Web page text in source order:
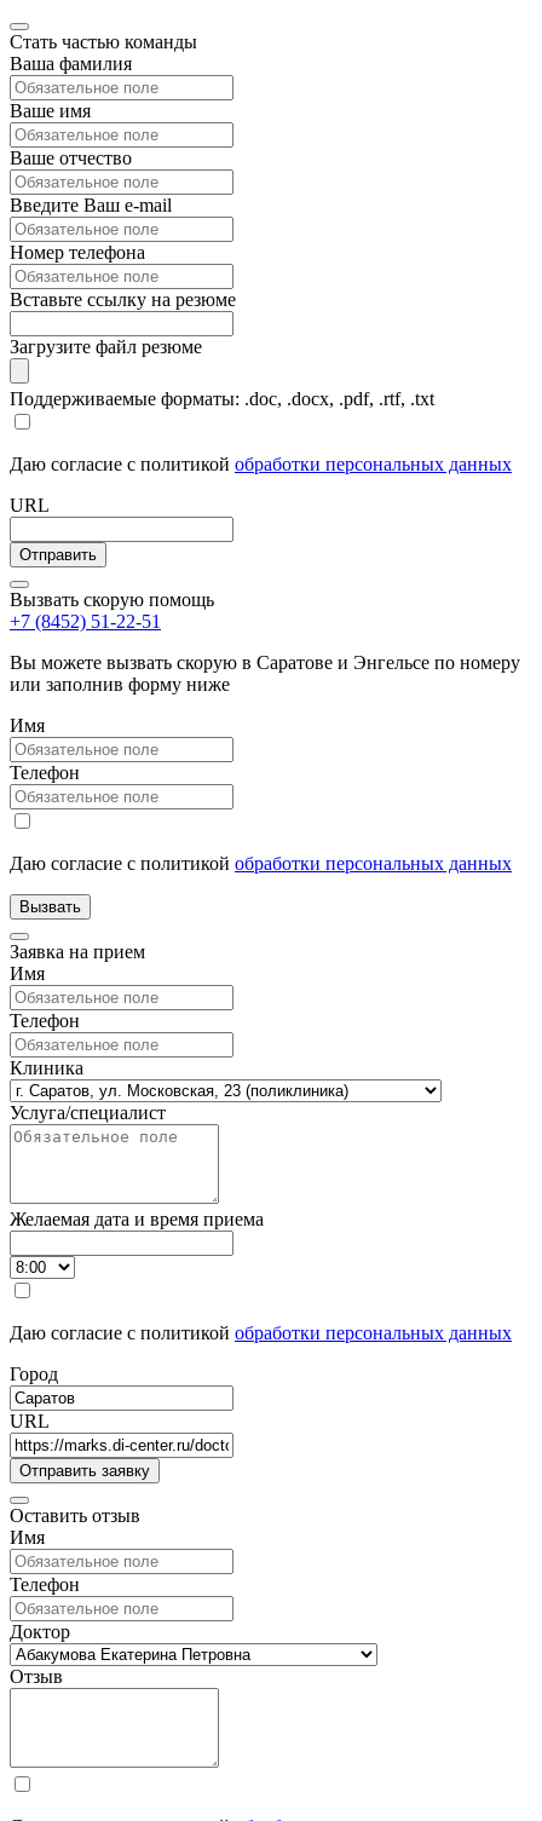
Стать частью команды
Ваша фамилия
Ваше имя
Ваше отчество
Введите Ваш e-mail
Номер телефона
Вставьте ссылку на резюме
Загрузите файл резюме
Поддерживаемые форматы: .doc, .docx, .pdf, .rtf, .txt
Даю согласие с политикой обработки персональных данных
URL
Вызвать скорую помощь
+7 (8452) 51-22-51
Вы можете вызвать скорую в Саратове и Энгельсе по номеру
или заполнив форму ниже
Имя
Телефон
Даю согласие с политикой обработки персональных данных
Заявка на прием
Имя
Телефон
Клиника
Услуга/специалист
Желаемая дата и время приема
Даю согласие с политикой обработки персональных данных
Город
URL
Оставить отзыв
Имя
Телефон
Доктор
Отзыв